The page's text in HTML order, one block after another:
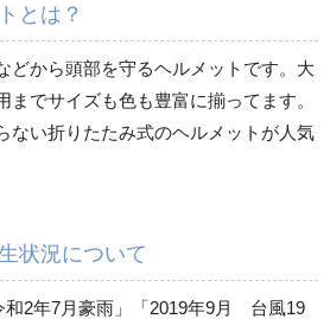
非常
給水
とは？
どから頭部を守るヘルメットです。大
までサイズも色も豊富に揃ってます。
ない折りたたみ式のヘルメットが人気
状況について
和2年7月豪雨」「2019年9月 台風19